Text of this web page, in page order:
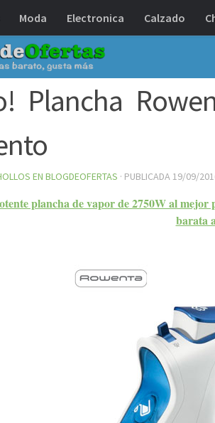
Moda Electronica Calzado
Plancha
EN BLOGDEOFERTAS · PUBLICADA 19/09/
plancha de vapor de 2750W al
barata